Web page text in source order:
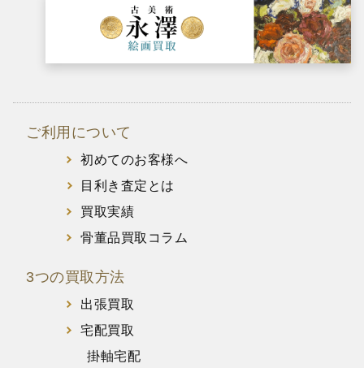
ご利用について
初めてのお客様へ
目利き査定とは
買取実績
骨董品買取コラム
3つの買取方法
出張買取
宅配買取
掛軸宅配